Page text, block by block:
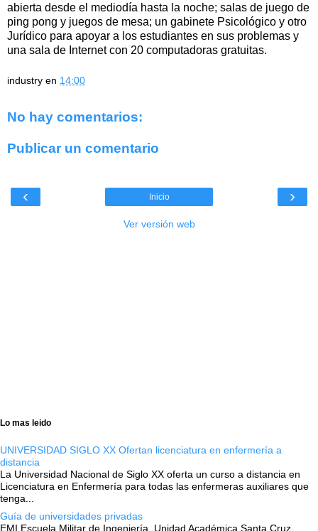
abierta desde el mediodía hasta la noche; salas de juego de
ping pong y juegos de mesa; un gabinete Psicológico y otro
Jurídico para apoyar a los estudiantes en sus problemas y
una sala de Internet con 20 computadoras gratuitas.
industry en 14:00
No hay comentarios:
Publicar un comentario
‹ ›
Inicio
Ver versión web
Lo mas leido
UNIVERSIDAD SIGLO XX Ofertan licenciatura en enfermería a
distancia
La Universidad Nacional de Siglo XX oferta un curso a distancia en
Licenciatura en Enfermería para todas las enfermeras auxiliares que
tenga...
Guía de universidades privadas
EMI Escuela Militar de Ingeniería, Unidad Académica Santa Cruz